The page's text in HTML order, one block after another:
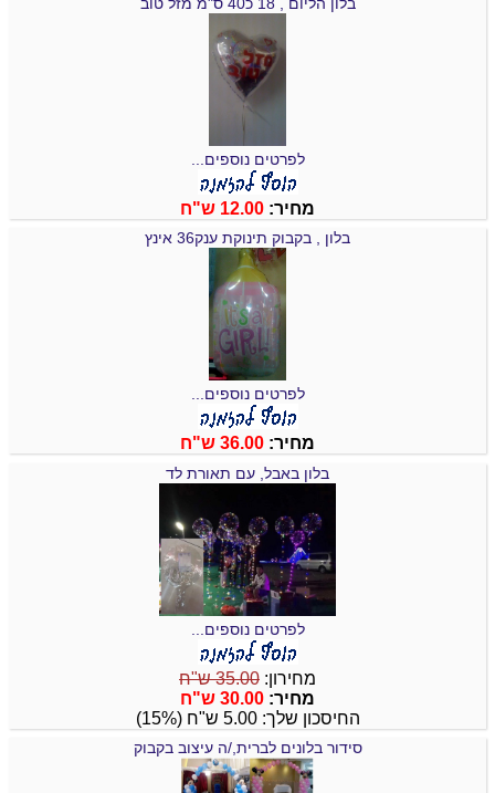
לפרטים נוספים...
מחיר: 12.00 ש"ח
בלון , בקבוק תינוקת ענק36 אינץ
לפרטים נוספים...
מחיר: 36.00 ש"ח
בלון באבל, עם תאורת לד
לפרטים נוספים...
מחירון: 35.00 ש"ח
מחיר: 30.00 ש"ח
החיסכון שלך: 5.00 ש"ח (15%)
סידור בלונים לברית,/ה עיצוב בקבוק